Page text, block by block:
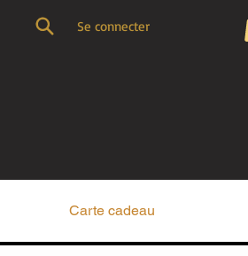
Carte cadeau
Se connecter